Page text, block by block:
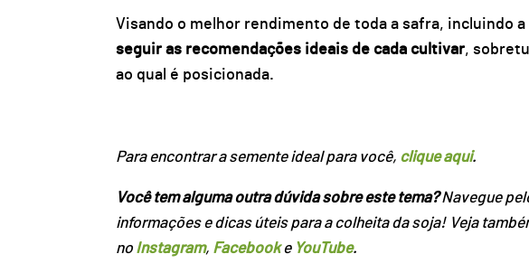
Visando o melhor rendimento de toda a safra, incluindo
seguir as recomendações ideais de cada cultivar,
ao qual é posicionada.
Para encontrar a semente ideal para você, clique aqui.
Você tem alguma outra dúvida sobre este tema?Navegue
informações e dicas úteis para a colheita da soja! Veja
no Instagram, Facebooke YouTube.